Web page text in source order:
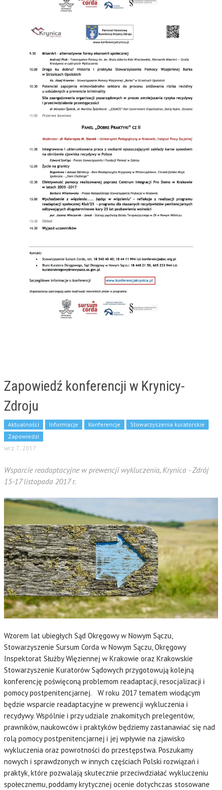
Zapowiedź konferencji w Krynicy-
Zdroju
Aktualności Informacje Konferencje
Stowarzyszenia kuratorskie
Zapowiedzi
wrz 7, 2017
Wsparcie readaptacyjne w prewencji wykluczenia, Krynica - Zdrój
15-17 listopada 2017 r.
Wzorem lat ubiegłych Sąd Okręgowy w Nowym Sączu,
Stowarzyszenie Sursum Corda w Nowym Sączu, Okręgowy
Inspektorat Służby Więziennej w Krakowie oraz Krakowskie
Stowarzyszenie Kuratorów Sądowych przygotowują kolejną
konferencję poświęconą problemom readaptacji, resocjalizacji i
pomocy postpenitencjarnej. W roku 2017 tematem wiodącym
będzie wsparcie readaptacyjne w prewencji wykluczenia i
recydywy. Wspólnie i przy udziale znakomitych prelegentów,
prawników, naukowców i praktyków będziemy zastanawiać się nad
rolą pomocy postpenitencjarnej i jej wpływie na zjawisko
wykluczenia oraz powrotności do przestępstwa. Poszukamy
nowych i sprawdzonych w innych częściach Polski rozwiązań i
praktyk, które pozwalają skutecznie przeciwdziałać wykluczeniu
społecznemu, poddamy krytycznej ocenie dotychczas stosowane